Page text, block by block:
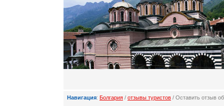
Навигация: Болгария / отзывы туристов / Оставить отзыв